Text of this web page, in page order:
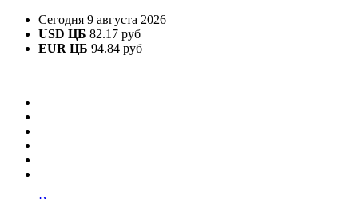
Сегодня 9 августа 2026
USD ЦБ 82.17 руб
EUR ЦБ 94.84 руб